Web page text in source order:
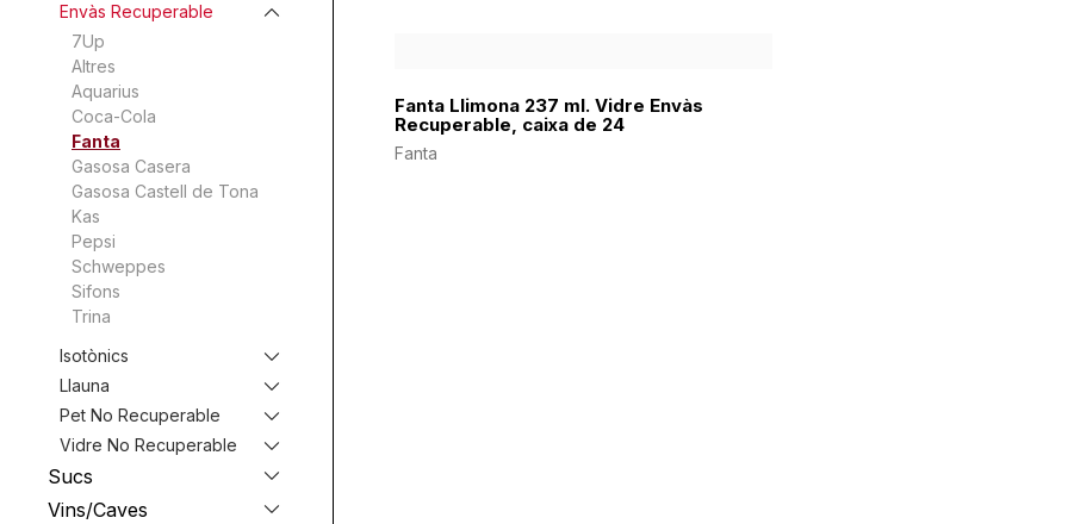
Envàs Recuperable
7Up
Altres
Aquarius
Coca-Cola
Fanta
Gasosa Casera
Gasosa Castell de Tona
Kas
Pepsi
Schweppes
Sifons
Trina
Isotònics
Llauna
Pet No Recuperable
Vidre No Recuperable
Sucs
Vins/Caves
Fanta Llimona 237 ml. Vidre Envàs
Recuperable, caixa de 24
Fanta